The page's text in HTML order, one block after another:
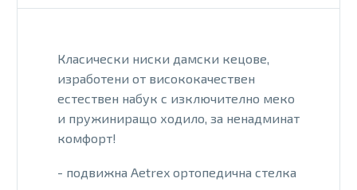
Класически ниски дамски кецове,
изработени от висококачествен
естествен набук с изключително меко
и пружиниращо ходило, за ненадминат
комфорт!
- подвижна Aetrex ортопедична стелка